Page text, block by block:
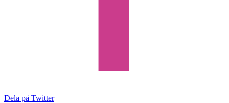
Dela på Twitter